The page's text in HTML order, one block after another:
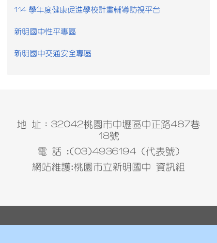
114 學年度健康促進學校計畫輔導訪視平台
新明國中性平專區
新明國中交通安全專區
地 址：32042桃園市中壢區中正路487巷
18號
電 話 :(03)4936194 (代表號)
網站維護:桃園市立新明國中 資訊組